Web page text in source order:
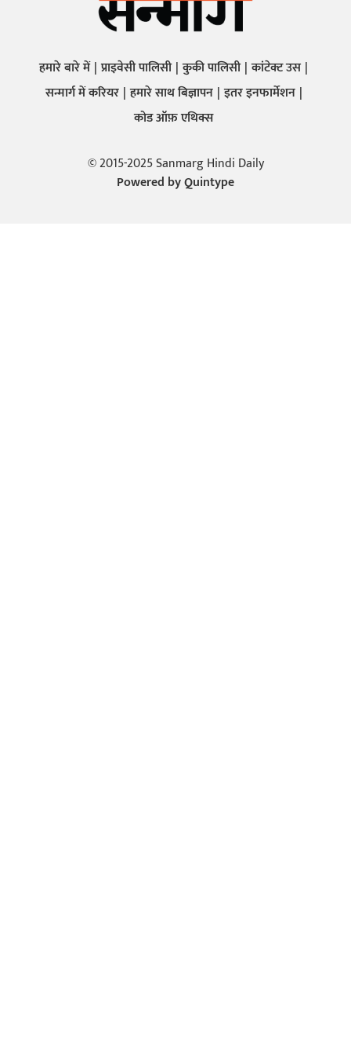
हमारे बारे में प्राइवेसी पालिसी कुकी पालिसी कांटेक्ट उस
सन्मार्ग में करियर हमारे साथ बिज्ञापन इतर इनफार्मेशन
कोड ऑफ़ एथिक्स
© 2015-2025 Sanmarg Hindi Daily
Powered byQuintype